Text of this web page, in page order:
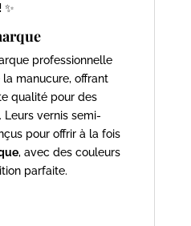
✨
professionnelle
la manucure, offrant
qualité pour des
vernis semi-
pour offrir à la fois
, avec des couleurs
parfaite.